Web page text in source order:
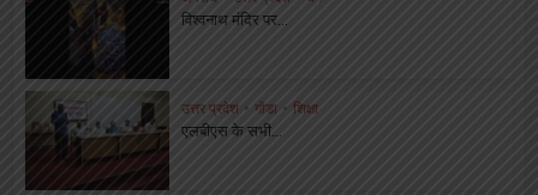
विश्वनाथ मंदिर पर...
उत्तर प्रदेश • गोंडा • शिक्षा
एलबीएस के सभी...